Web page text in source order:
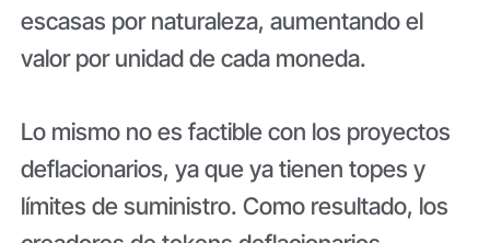
escasas por naturaleza, aumentando el
valor por unidad de cada moneda.
Lo mismo no es factible con los proyectos
deflacionarios, ya que ya tienen topes y
límites de suministro. Como resultado, los